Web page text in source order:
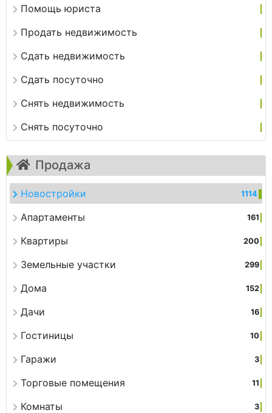
Помощь юриста
Продать недвижимость
Сдать недвижимость
Сдать посуточно
Снять недвижимость
Снять посуточно
Продажа
Новостройки 1114
Апартаменты 161
Квартиры 200
Земельные участки 299
Дома 152
Дачи 16
Гостиницы 10
Гаражи 3
Торговые помещения 11
Комнаты 3